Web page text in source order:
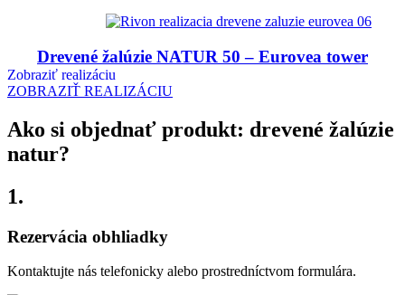
Drevené žalúzie NATUR 50 – Eurovea tower
Zobraziť realizáciu
ZOBRAZIŤ REALIZÁCIU
Ako si objednať produkt: drevené žalúzie
natur?
1.
Rezervácia obhliadky
Kontaktujte nás telefonicky alebo prostredníctvom formulára.